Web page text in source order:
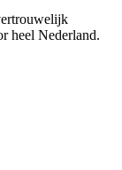
heel Nederland.